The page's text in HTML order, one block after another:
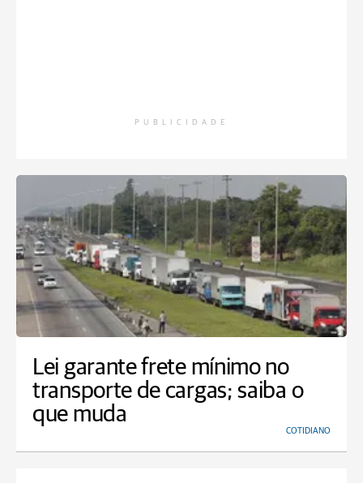
PUBLICIDADE
Lei garante frete mínimo no
transporte de cargas; saiba o
que muda
COTIDIANO